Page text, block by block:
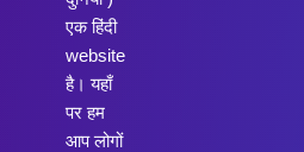
एक हिंदी
website
है। यहाँ
पर हम
आप लोगों